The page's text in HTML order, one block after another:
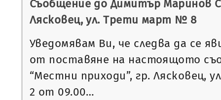
Съобщение до Димитър Маринов
Лясковец, ул. Трети март № 8
Уведомявам Ви, че следва да се
от поставяне на настоящото
“Местни приходи”, гр. Лясковец,
2 от 09.00…